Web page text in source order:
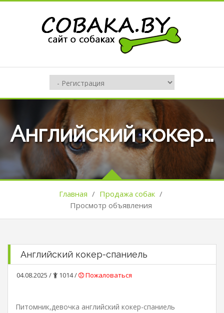
Английский кокер-спаниель
Главная / Продажа собак /
Просмотр объявления
Английский кокер-спаниель
04.08.2025 / 1014 / Пожаловаться
Питомник,девочка английский кокер-спаниель